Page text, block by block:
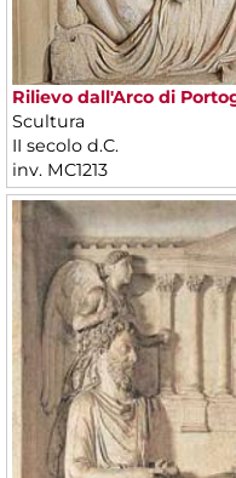
Rilievo dall'Arco di
Scultura
II secolo d.C.
inv. MC1213